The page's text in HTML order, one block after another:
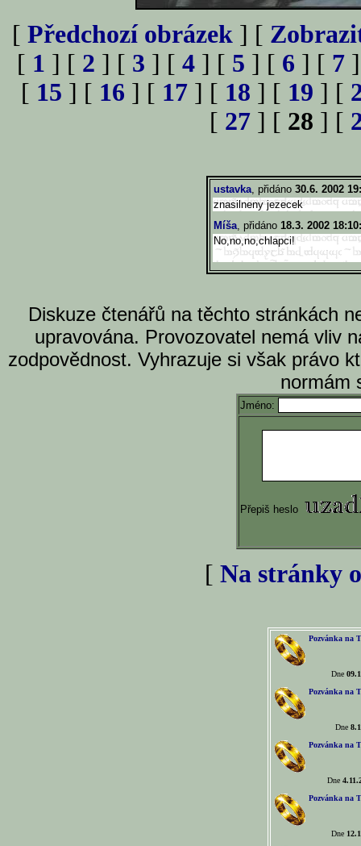
[ Předchozí obrázek ] [
[ 1 ] [ 2 ] [ 3 ] [ 4 ] [ 5 ] [ 6 ] [ 7
[ 15 ] [ 16 ] [ 17 ] [ 18 ] [ 19 ] [
[ 27 ] [ 28 ] [
ustavka, přidáno 30.6. 2002
znasilneny jezecek
Míša, přidáno 18.3. 2002
No,no,no,chlapci!
Diskuze čtenářů na těchto stránkách
upravována. Provozovatel nemá vliv
zodpovědnost. Vyhrazuje si však právo
normám
Jméno:
Přepiš heslo
[ Na stránky
Pozvánka na
Dne
Pozvánka na
Dne
Pozvánka na
Dne
Pozvánka na
Dne